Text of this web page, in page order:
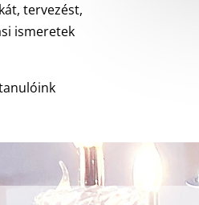
tervezést,
ismeretek